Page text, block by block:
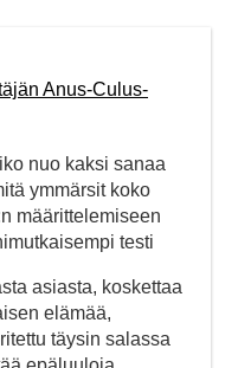
Anus-Culus-
nuo kaksi sanaa
ymmärsit koko
määrittelemiseen
testi
asiasta, koskettaa
elämää,
täysin salassa